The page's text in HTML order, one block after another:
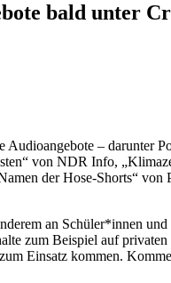
bald unter
– darunter
von NDR Info,
der Hose-Shorts“
an Schüler*innen
zum Beispiel auf
Einsatz kommen.